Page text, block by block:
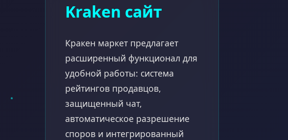
Kraken сайт
Кракен маркет предлагает
расширенный функционал для
удобной работы: система
рейтингов продавцов,
защищенный чат,
автоматическое разрешение
споров и интегрированный